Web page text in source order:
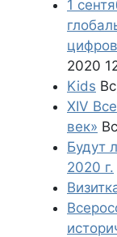
1
2020
Kids
XIV
век»
Будут
2020 г.